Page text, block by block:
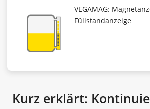
VEGAMAG:
Füllstandanzeige
Kurz erklärt: